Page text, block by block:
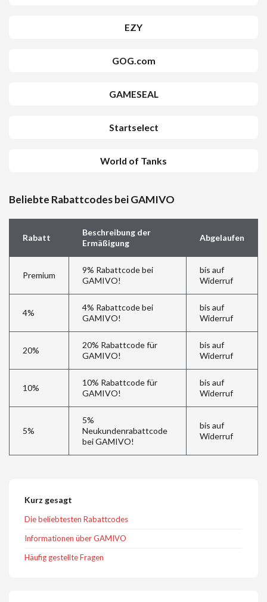
EZY
GOG.com
GAMESEAL
Startselect
World of Tanks
Beliebte Rabattcodes bei GAMIVO
Rabatt
Beschreibung der
Ermäßigung
Abgelaufen
Premium
9% Rabattcode bei
GAMIVO!
bis auf
Widerruf
4%
4% Rabattcode bei
GAMIVO!
bis auf
Widerruf
20%
20% Rabattcode für
GAMIVO!
bis auf
Widerruf
10%
10% Rabattcode für
GAMIVO!
bis auf
Widerruf
5%
5%
Neukundenrabattcode
bei GAMIVO!
bis auf
Widerruf
Kurz gesagt
Die beliebtesten Rabattcodes
Informationen über GAMIVO
Häufig gestellte Fragen